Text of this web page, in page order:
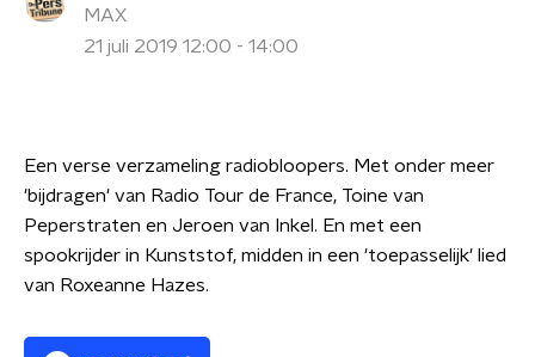
MAX
21 juli 2019 12:00 - 14:00
Een verse verzameling radiobloopers. Met onder meer
'bijdragen' van Radio Tour de France, Toine van
Peperstraten en Jeroen van Inkel. En met een
spookrijder in Kunststof, midden in een 'toepasselijk' lied
van Roxeanne Hazes.